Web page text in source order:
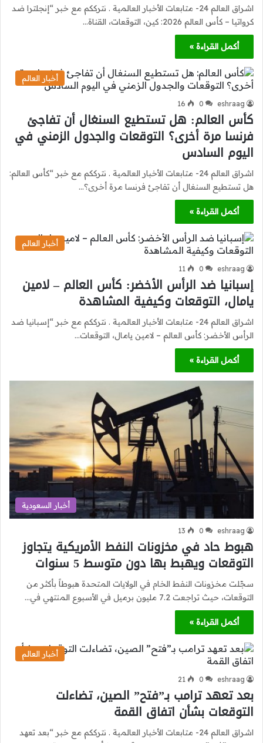
اشراق العالم 24- متابعات الأخبار العالمية . نترككم مع خبر “إنجلترا ضد
كرواتيا – كأس العالم 2026: كين، التوقعات، القناة…
أكمل القراءة »
أخبار العالم
eshraag
0
16
كأس العالم: هل تستطيع السنغال أن تفاجئ
فرنسا مرة أخرى؟ التوقعات والجدول الزمني في
اليوم السادس
اشراق العالم 24- متابعات الأخبار العالمية . نترككم مع خبر “كأس العالم:
هل تستطيع السنغال أن تفاجئ فرنسا مرة أخرى؟…
أكمل القراءة »
أخبار العالم
eshraag
0
11
إسبانيا ضد الرأس الأخضر: كأس العالم – لامين
يامال، التوقعات وكيفية المشاهدة
اشراق العالم 24- متابعات الأخبار العالمية . نترككم مع خبر “إسبانيا ضد
الرأس الأخضر: كأس العالم – لامين يامال، التوقعات…
أكمل القراءة »
أخبار السعودية
eshraag
0
13
هبوط حاد في مخزونات النفط الأمريكية يتجاوز
التوقعات ويهبط بها دون متوسط 5 سنوات
سجّلت مخزونات النفط الخام في الولايات المتحدة هبوطاً بأكثر من
التوقعات، حيث تراجعت 7.2 مليون برميل في الأسبوع المنتهي في…
أكمل القراءة »
أخبار العالم
eshraag
0
21
بعد تعهد ترامب بـ”فتح” الصين، تضاءلت
التوقعات بشأن اتفاق القمة
اشراق العالم 24- متابعات الأخبار العالمية . نترككم مع خبر “بعد تعهد